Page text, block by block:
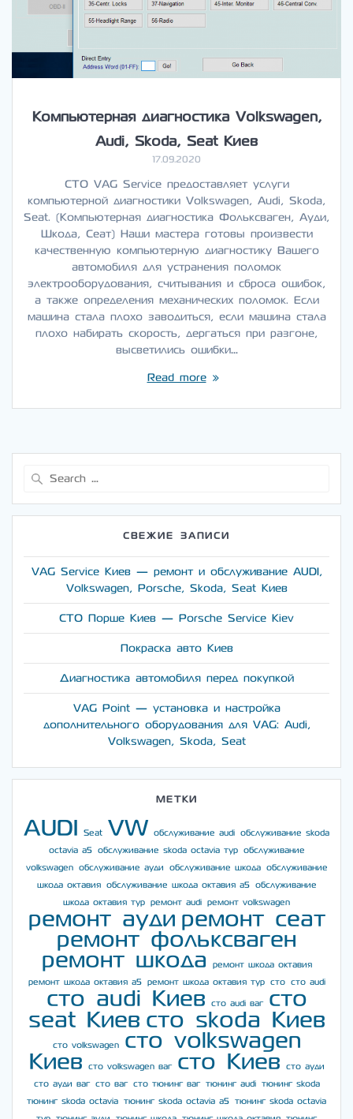
Компьютерная диагностика Volkswagen,
Audi, Skoda, Seat Киев
17.09.2020
СТО VAG Service предоставляет услуги
компьютерной диагностики Volkswagen, Audi, Skoda,
Seat. (Компьютерная диагностика Фольксваген, Ауди,
Шкода, Сеат) Наши мастера готовы произвести
качественную компьютерную диагностику Вашего
автомобиля для устранения поломок
электрооборудования, считывания и сброса ошибок,
а также определения механических поломок. Если
машина стала плохо заводиться, если машина стала
плохо набирать скорость, дергаться при разгоне,
высветились ошибки…
Read more
СВЕЖИЕ ЗАПИСИ
VAG Service Киев — ремонт и обслуживание AUDI,
Volkswagen, Porsche, Skoda, Seat Киев
СТО Порше Киев — Porsche Service Kiev
Покраска авто Киев
Диагностика автомобиля перед покупкой
VAG Point — установка и настройка
дополнительного оборудования для VAG: Audi,
Volkswagen, Skoda, Seat
МЕТКИ
AUDI Seat VW обслуживание audi
обслуживание skoda
octavia a5
обслуживание skoda octavia тур
обслуживание
volkswagen
обслуживание ауди обслуживание шкода
обслуживание
шкода октавия
обслуживание шкода октавия а5
обслуживание
шкода октавия тур
ремонт audi ремонт volkswagen
ремонт ауди ремонт сеат
ремонт фольксваген
ремонт шкода
ремонт шкода октавия
ремонт шкода октавия а5
ремонт шкода октавия тур сто сто audi
сто audi Киев сто audi ваг
сто
seat Киев сто skoda Киев
сто volkswagen
сто volkswagen
Киев
сто volkswagen ваг сто Киев
сто ауди
сто ауди ваг
сто ваг сто тюнинг ваг тюнинг audi
тюнинг skoda
тюнинг skoda octavia
тюнинг skoda octavia a5
тюнинг skoda octavia